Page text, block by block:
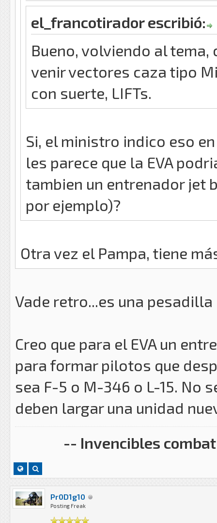
el_francotirador escribió:
Bueno, volviendo al
venir vectores caza tipo
con suerte, LIFTs.
Si, el ministro indico eso
les parece que la EVA
tambien un entrenador jet
por ejemplo)?
Otra vez el Pampa, tiene
Vade retro...es una
Creo que para el EVA un
para formar pilotos que
sea F-5 o M-346 o L-15. No
deben largar una unidad
-- Invencibles
Pr0D1g10
Posting Freak